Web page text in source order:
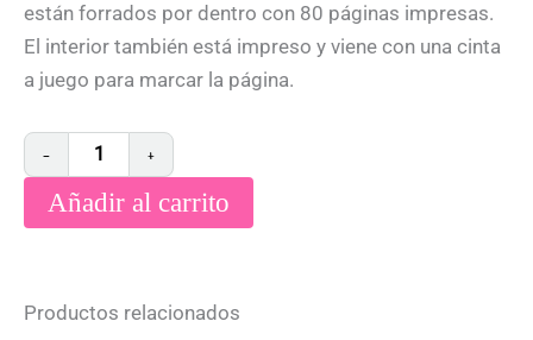
están forrados por dentro con 80 páginas impresas.
El interior también está impreso y viene con una cinta
a juego para marcar la página.
− +
Añadir al carrito
Productos relacionados